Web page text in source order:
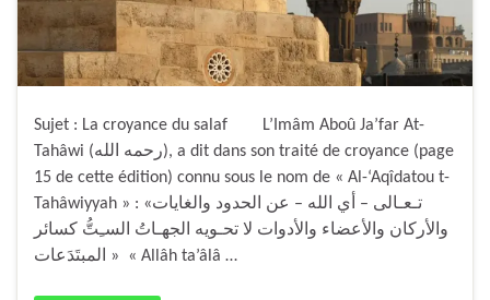
Sujet : La croyance du salaf L’Imâm Aboû Ja’far At-
Tahâwi (رحمه الله), a dit dans son traité de croyance (page
15 de cette édition) connu sous le nom de « Al-‘Aqîdatou t-
Tahâwiyyah » : «تـعـالى – أي الله – عن الحدود والغايات
والأركان والأعضاء والأدوات لا تحـويه الجهـاتُ السـِتُّ كسائر
المبتَدَعات » « Allâh ta’âlâ …